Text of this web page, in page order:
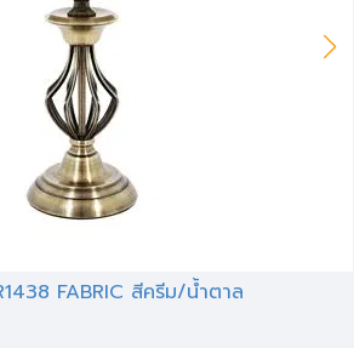
FABRIC สีครีม/น้ำตาล